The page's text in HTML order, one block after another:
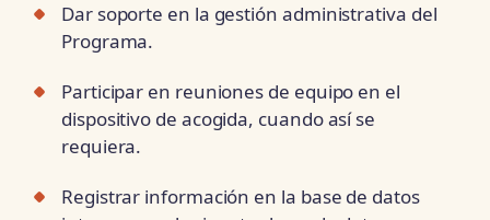
Dar soporte en la gestión administrativa del
Programa.
Participar en reuniones de equipo en el
dispositivo de acogida, cuando así se
requiera.
Registrar información en la base de datos